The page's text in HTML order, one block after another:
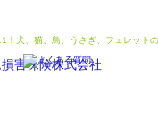
！犬、猫、鳥、うさぎ、フェレット